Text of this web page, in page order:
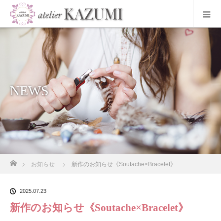
NEWS
ホーム
お知らせ 新作のお知らせ《Soutache×Bracelet》
2025.07.23
新作のお知らせ《Soutache×Bracelet》